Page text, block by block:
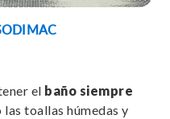
el baño siempre
toallas húmedas y